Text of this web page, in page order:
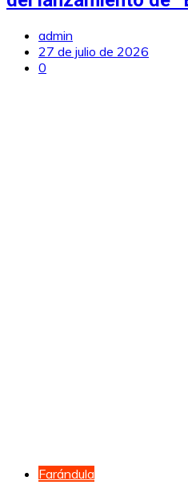
admin
27 de julio de 2026
0
Farándula